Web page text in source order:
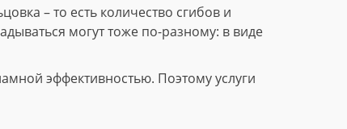
– то есть количество сгибов и
могут тоже по-разному: в виде
эффективностью. Поэтому услуги